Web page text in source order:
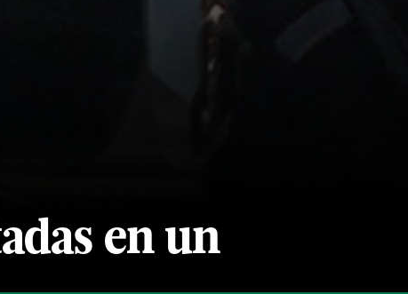
en un